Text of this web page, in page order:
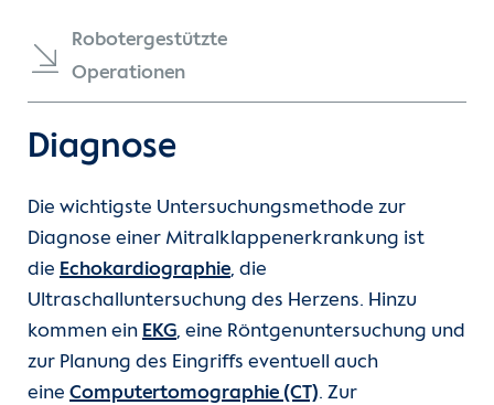
Internationale Patienten
Einblicke
Zur Seite der Charité
Verfahren ist besonders schonend, sicher und
effektiv.
sehr seltenen Mitralklappenstenose, ist die
Behandlung der Wahl (Valvuloplastie).
Robotergestützte
Operationen
Diagnose
Die wichtigste Untersuchungsmethode zur
Diagnose einer Mitralklappenerkrankung ist
die Echokardiographie, die
Ultraschalluntersuchung des Herzens. Hinzu
kommen ein EKG, eine Röntgenuntersuchung und
zur Planung des Eingriffs eventuell auch
eine Computertomographie (CT). Zur